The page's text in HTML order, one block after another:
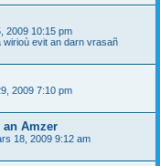
2009 10:15 pm
wirioù evit an darn vrasañ
2009 7:10 pm
an Amzer
18, 2009 9:12 am